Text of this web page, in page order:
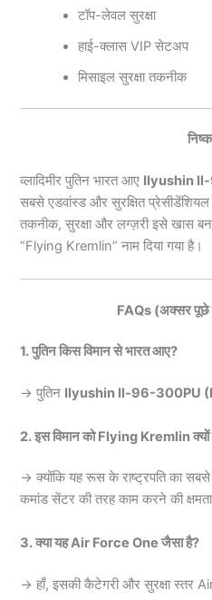
टॉप-लेवल सुरक्षा
हाई-क्लास VIP सेटअप
मिसाइल सुरक्षा तकनीक
व्लादिमीर पुतिन भारत आए Ilyushin
सबसे एडवांस्ड और सुरक्षित प्रेसीडेंशियल
तकनीक, सुरक्षा और लग्ज़री इसे खास
“Flying Kremlin” नाम दिया गया है।
FAQs (अक्सर पूछे
1. पुतिन किस विमान से भारत आए?
→ पुतिन Ilyushin Il-96-300PU
2. इस विमान को Flying Kremlin
→ क्योंकि यह रूस के राष्ट्रपति का सबसे
कमांड सेंटर की तरह काम करने की
3. क्या यह Air Force One जैसा है?
→ हाँ, इसकी कैटेगरी और सुरक्षा स्तर